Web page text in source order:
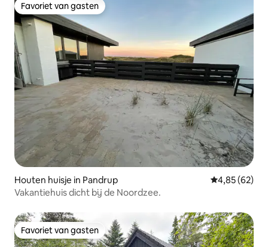
Favoriet van gasten
Favoriet van gasten
Houten huisje in Pandrup Gemiddelde
4,85 (62)
Vakantiehuis dicht bij de Noordzee.
Favoriet van gasten
Favoriet van gasten